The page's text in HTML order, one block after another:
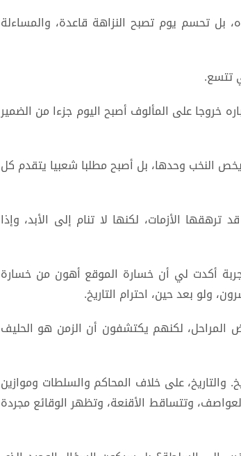
بل تحسم يوم تصبح النزاهة قاعدة، والمساءلة
تتسع.
خروجا على المألوف أصبح اليوم جزءا من الضمير
النخب وحدها، بل أصبح مطلبا شعبيا يتقدم كل
الأزمات، لكنها لا تنام إلى الأبد، وإذا
أكدت لي أن خسارة الموقع أهون من خسارة
ولو بعد حين، احترام التاريخ.
لكنهم يكتشفون أن الزمن هو الحليف
والتاريخ، على خلاف المحاكم والسلطات وموازين
وتتساقط الأقنعة، وتظهر الوقائع مجردة